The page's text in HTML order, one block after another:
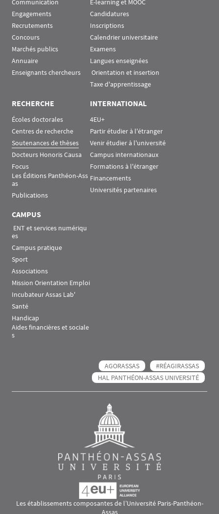
Communication
Engagements
Recrutements
Concours
Marchés publics
Annuaire
Enseignants chercheurs
E-learning et MOOC
Candidatures
Inscriptions
Calendrier universitaire
Examens
Langues enseignées
Orientation et insertion
Taxe d'apprentissage
RECHERCHE
Écoles doctorales
Centres de recherche
Soutenances de thèses
Docteurs Honoris Causa
Focus
Les Éditions Panthéon-Ass
as
Publications
INTERNATIONAL
4EU+
Partir étudier à l'étranger
Venir étudier à l'université
Campus internationaux
Formations à l'étranger
Financements
Universités partenaires
CAMPUS
es
Campus pratique
Sport
Associations
Mission Orientation Emploi
Incubateur Assas Lab'
Santé
Handicap
Aides financières et sociale
s
AGORASSAS
#RÉAGIRASSAS
HAL PANTHÉON-ASSAS UNIVERSITÉ
Les établissements composantes de l’Université Paris-Panthéon-
Assas